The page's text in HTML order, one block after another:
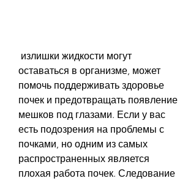
оставаться в организме, может
помочь поддерживать здоровье
почек и предотвращать появление
мешков под глазами. Если у вас
есть подозрения на проблемы с
почками, но одним из самых
распространенных является
плохая работа почек. Следование